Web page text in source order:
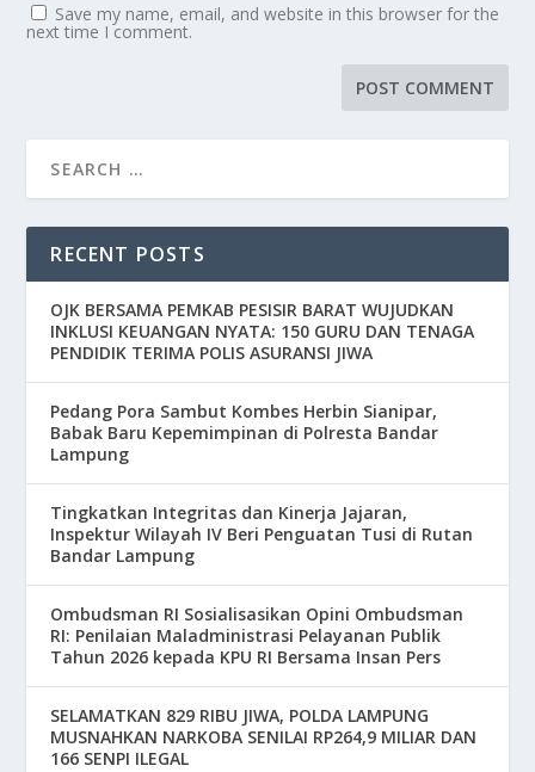
Save my name, email, and website in this browser for the
next time I comment.
RECENT POSTS
OJK BERSAMA PEMKAB PESISIR BARAT WUJUDKAN
INKLUSI KEUANGAN NYATA: 150 GURU DAN TENAGA
PENDIDIK TERIMA POLIS ASURANSI JIWA
Pedang Pora Sambut Kombes Herbin Sianipar,
Babak Baru Kepemimpinan di Polresta Bandar
Lampung
Tingkatkan Integritas dan Kinerja Jajaran,
Inspektur Wilayah IV Beri Penguatan Tusi di Rutan
Bandar Lampung
Ombudsman RI Sosialisasikan Opini Ombudsman
RI: Penilaian Maladministrasi Pelayanan Publik
Tahun 2026 kepada KPU RI Bersama Insan Pers
SELAMATKAN 829 RIBU JIWA, POLDA LAMPUNG
MUSNAHKAN NARKOBA SENILAI RP264,9 MILIAR DAN
166 SENPI ILEGAL